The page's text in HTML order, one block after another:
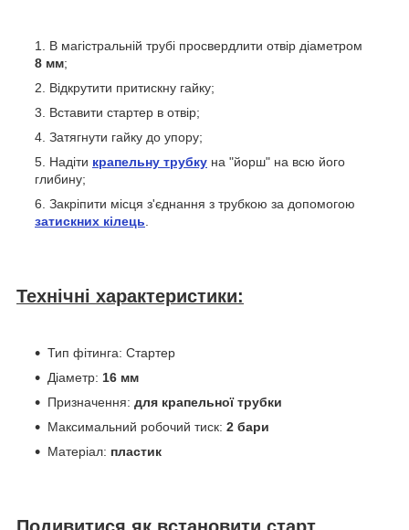
В магістральній трубі просвердлити отвір діаметром
8 мм;
Відкрутити притискну гайку;
Вставити стартер в отвір;
Затягнути гайку до упору;
Надіти крапельну трубку на "йорш" на всю його
глибину;
Закріпити місця з'єднання з трубкою за допомогою
затискних кілець
Технічні характеристики:
Тип фітинга: Стартер
Діаметр: 16 мм
Призначення: для крапельної трубки
Максимальний робочий тиск: 2 бари
Матеріал: пластик